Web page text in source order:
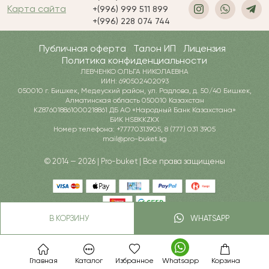
Главная Каталог Избранное Whatsapp Корзина
В КОРЗИНУ WHATSAPP
Карта сайта
+(996) 999 511 899
+(996) 228 074 744
Публичная оферта Талон ИП
Лицензия
Политика конфиденциальности
ЛЕВЧЕНКО ОЛЬГА НИКОЛАЕВНА
ИИН: 690502402093
050010 г. Бишкек, Медеуский район, ул. Радлова, д. 50/40 Бишкек,
Алматинская область 050010 Казахстан
KZ876018861000218861 ДБ АО «Народный Банк Казахстана»
БИК HSBKKZKX
Номер телефона: +77770313905, 8 (777) 031 3905
mail@pro-buket.kg
© 2014 — 2026 | Pro-buket | Все права защищены